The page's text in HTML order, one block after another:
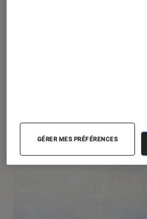
Sur le même thème
GÉRER MES PRÉFÉRENCES